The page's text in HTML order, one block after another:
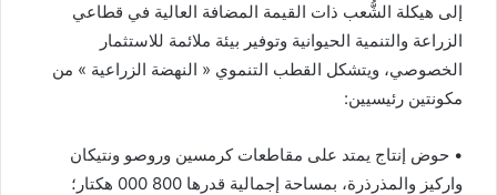
إلى هيكلة الشُّعب ذات القيمة المضافة العالية في قطاعي
الزراعة والتنمية الحيوانية وتوفير بيئة ملائمة للاستثمار
الخصوصي، ويتشكل القطب التنموي « النهضة الزراعية » من
مكونتين رئيسيين:
• حوض إنتاج يمتد على مقاطعات كرمسين وروصو ونتيكان
واركيز والمذرذرة، بمساحة إجمالية قدرها 800 000 هكتار؛